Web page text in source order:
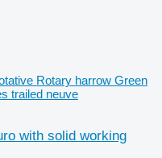
Rotary harrow Green
trailed neuve
with solid working